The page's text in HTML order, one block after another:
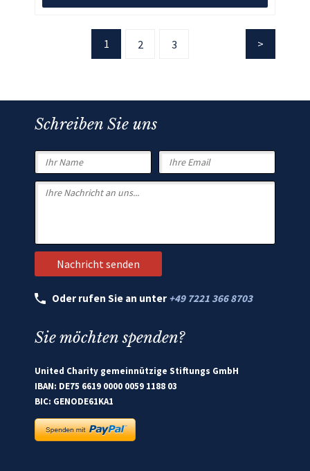
1 2 3
Schreiben Sie uns
Oder rufen Sie an unter +49 7221 366 8703
Sie möchten spenden?
United Charity gemeinnützige Stiftungs GmbH
IBAN: DE75 6619 0000 0059 1188 03
BIC: GENODE61KA1